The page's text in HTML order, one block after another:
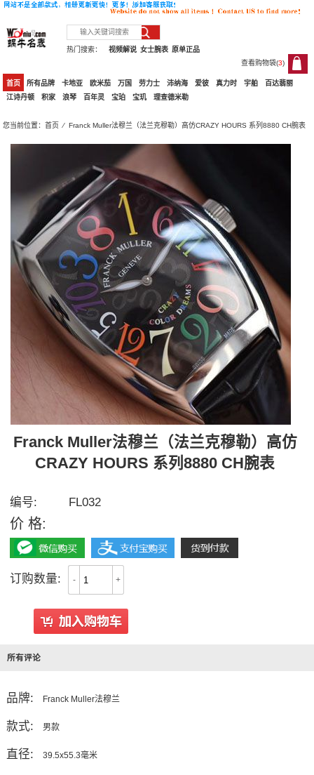
热门搜索： 原单正品
女士腕表
视频解说
查看购物袋(3)
3
首页 所有品牌 卡地亚 欧米茄 万国 劳力士 沛纳海 爱彼 真力时 宇舶
百达翡丽
江诗丹顿
积家 浪琴 百年灵 宝珀 宝玑 理查德米勒
您当前位置：首页 ⁄ Franck Muller法穆兰（法兰克穆勒）高仿CRAZY HOURS 系列8880 CH腕表
Franck Muller法穆兰（法兰克穆勒）高仿
CRAZY HOURS 系列8880 CH腕表
编号: FL032
价 格:
订购数量: - +
所有评论
品牌: Franck Muller法穆兰
款式: 男款
直径: 39.5x55.3毫米